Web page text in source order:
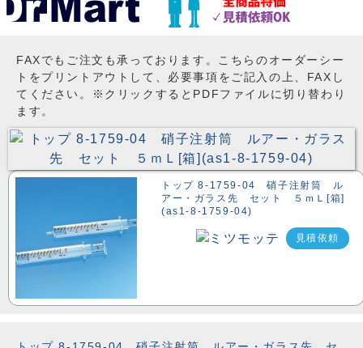
FAXでもご注文も承っております。こちらのオーダーシー
トをプリントアウトして、必要事項をご記入の上、FAXし
てください。※クリックするとPDFファイルに切り替わり
ます。
トップ 8-1759-04 硝子注射筒 ル
アー・ガラス先 セット ５ｍＬ[箱]
(as1-8-1759-04)
見積依頼